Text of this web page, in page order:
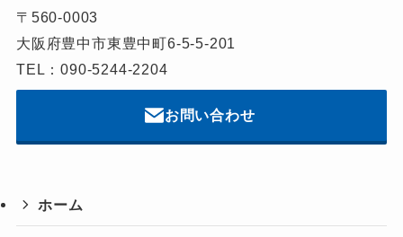
〒560-0003
大阪府豊中市東豊中町6-5-5-201
TEL：090-5244-2204
お問い合わせ
ホーム